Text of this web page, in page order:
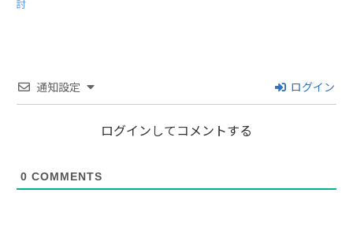
討
通知設定 ログイン
ログインしてコメントする
0 COMMENTS